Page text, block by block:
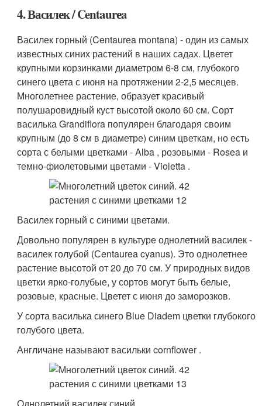
4. Василек / Centaurеa
Василек горный (Centaurеa montana) - один из самых
известных синих растений в наших садах. Цветет
крупными корзинками диаметром 6-8 см, глубокого
синего цвета с июня на протяжении 2-2,5 месяцев.
Многолетнее растение, образует красивый
полушаровидный куст высотой около 60 см. Сорт
василька Grandiflora популярен благодаря своим
крупным (до 8 см в диаметре) синим цветкам, но есть
сорта с белыми цветками - Alba , розовыми - Rosea и
темно-фиолетовыми цветами - Violetta .
Василек горный с синими цветами.
Довольно популярен в культуре однолетний василек -
василек голубой (Сentaurea cyanus). Это однолетнее
растение высотой от 20 до 70 см. У природных видов
цветки ярко-голубые, у сортов могут быть белые,
розовые, красные. Цветет с июня до заморозков.
У сорта василька синего Blue Diadem цветки глубокого
голубого цвета.
Англичане называют васильки cornflower .